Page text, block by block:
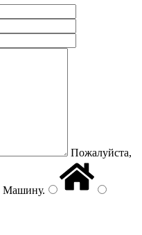
Пожалуйста,
Машину.